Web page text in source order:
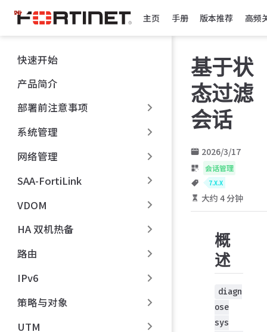
跳
至
主
內
容
主页 手册 版本推荐 高频
快速开始
产品简介
部署前注意事项
系统管理
网络管理
SAA-FortiLink
VDOM
HA 双机热备
路由
IPv6
策略与对象
UTM
基于状
态过滤
会话
2026/3/17
会话管理
7.X.X
大约 4 分钟
概
述
diagn
ose
sys